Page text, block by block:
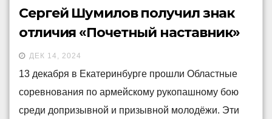
Сергей Шумилов получил знак
отличия «Почетный наставник»
ДЕК 14, 2024
13 декабря в Екатеринбурге прошли Областные
соревнования по армейскому рукопашному бою
среди допризывной и призывной молодёжи. Эти